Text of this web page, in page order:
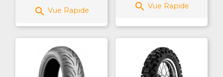
 Vue Rapide  Vue Rapide